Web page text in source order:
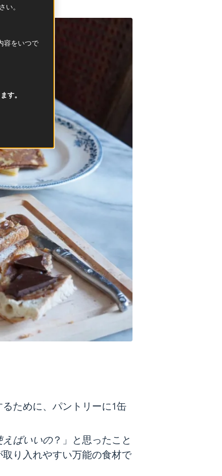
ために、パントリーに1缶
えばいいの？」と思ったこと
り入れやすい万能の食材で
い。
容をいつで
す。